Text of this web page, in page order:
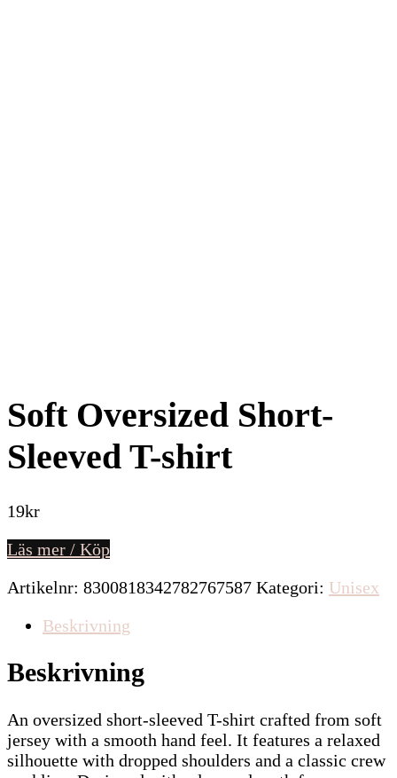
Soft Oversized Short-
Sleeved T-shirt
19kr
Läs mer / Köp
Artikelnr: 8300818342782767587 Kategori: Unisex
Beskrivning
Beskrivning
An oversized short-sleeved T-shirt crafted from soft
jersey with a smooth hand feel. It features a relaxed
silhouette with dropped shoulders and a classic crew